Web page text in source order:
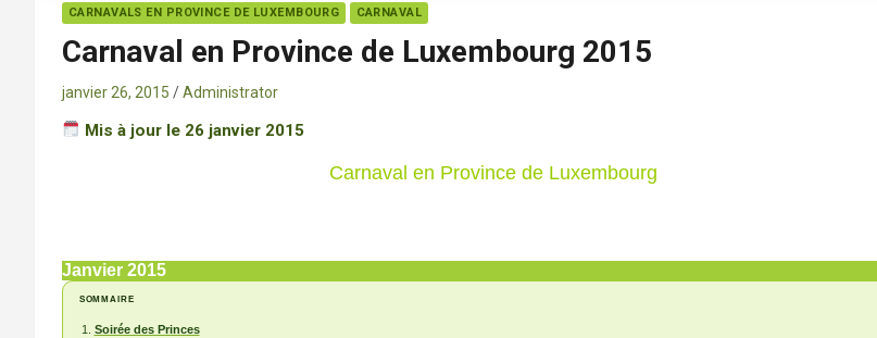
CARNAVALS EN PROVINCE DE LUXEMBOURG CARNAVAL
Carnaval en Province de Luxembourg 2015
janvier 26, 2015 Administrator
Mis à jour le 26 janvier 2015
Carnaval en Province de Luxembourg
Janvier 2015
SOMMAIRE
Soirée des Princes